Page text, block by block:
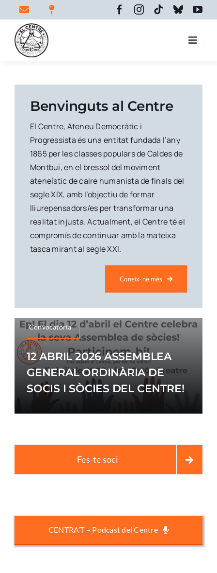
to
content
Toggle
El centre
Espais
Activitats
Botiga
Col·labora
Contacte
Benvinguts al Centre
El Centre, Ateneu Democràtic i
Progressista és una entitat fundada l’any
1865 per les classes populars de Caldes de
Montbui, en el bressol del moviment
ateneístic de caire humanista de finals del
segle XIX, amb l’objectiu de formar
lliurepensadors/es per transformar una
realitat injusta. Actualment, el Centre té el
compromís de continuar amb la mateixa
tasca mirant al segle XXI.
Coneix-ne més
Convocatòria
12 ABRIL 2026 ASSEMBLEA
GENERAL ORDINÀRIA DE
SOCIS I SÒCIES DEL CENTRE!
Fes-te soci
CENTRA’T – Podcast del Centre